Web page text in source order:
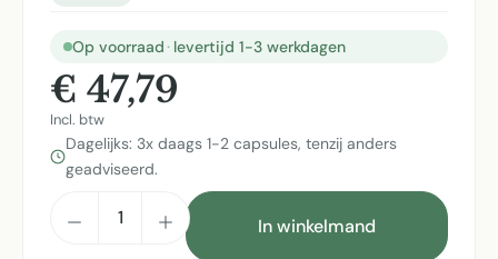
Op voorraad · levertijd 1-3 werkdagen
€ 47,79
Incl. btw
Dagelijks: 3x daags 1-2 capsules, tenzij anders
geadviseerd.
Producthoeveelheid: Voer de
In winkelmand